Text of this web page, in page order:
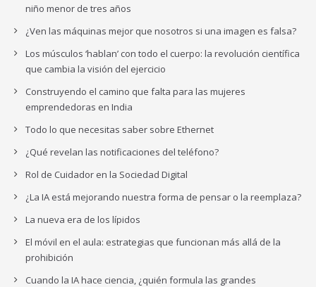
niño menor de tres años
¿Ven las máquinas mejor que nosotros si una imagen es falsa?
Los músculos ‘hablan’ con todo el cuerpo: la revolución científica
que cambia la visión del ejercicio
Construyendo el camino que falta para las mujeres
emprendedoras en India
Todo lo que necesitas saber sobre Ethernet
¿Qué revelan las notificaciones del teléfono?
Rol de Cuidador en la Sociedad Digital
¿La IA está mejorando nuestra forma de pensar o la reemplaza?
La nueva era de los lípidos
El móvil en el aula: estrategias que funcionan más allá de la
prohibición
Cuando la IA hace ciencia, ¿quién formula las grandes